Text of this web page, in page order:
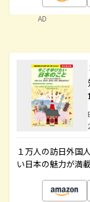
AD
１万人の訪日外国
い日本の魅力が満